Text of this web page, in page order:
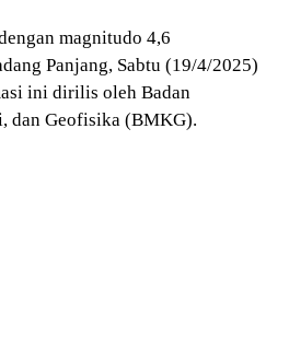
magnitudo 4,6
Panjang, Sabtu (19/4/2025)
ini dirilis oleh Badan
dan Geofisika (BMKG).